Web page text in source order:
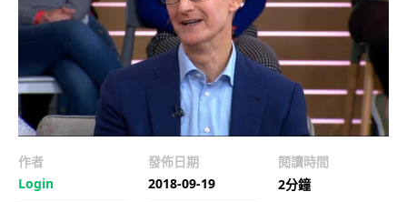
作者
Login
發佈日期
2018-09-19
閱讀時間
2分鐘